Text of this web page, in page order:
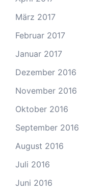
März 2017
Februar 2017
Januar 2017
Dezember 2016
November 2016
Oktober 2016
September 2016
August 2016
Juli 2016
Juni 2016